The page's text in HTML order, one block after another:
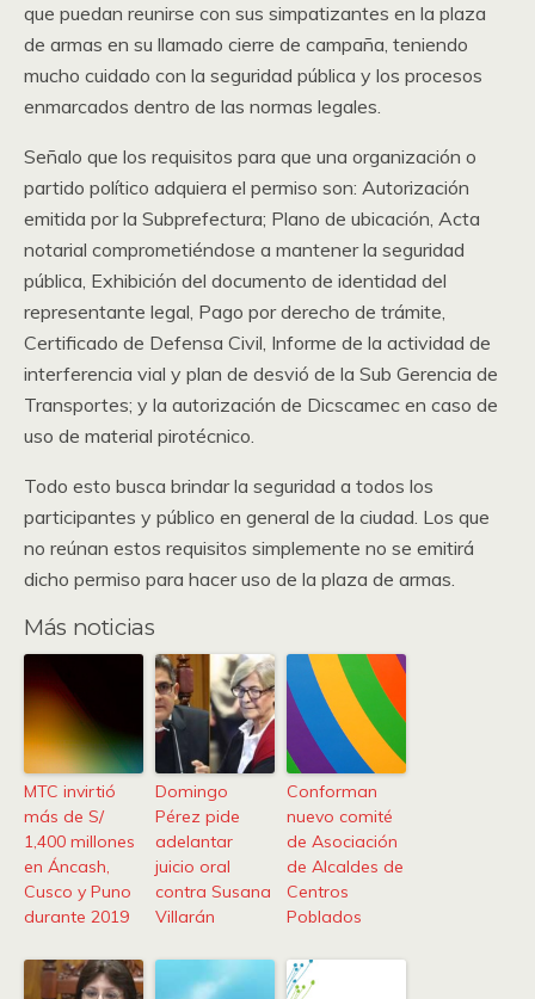
que puedan reunirse con sus simpatizantes en la plaza
de armas en su llamado cierre de campaña, teniendo
mucho cuidado con la seguridad pública y los procesos
enmarcados dentro de las normas legales.
Señalo que los requisitos para que una organización o
partido político adquiera el permiso son: Autorización
emitida por la Subprefectura; Plano de ubicación, Acta
notarial comprometiéndose a mantener la seguridad
pública, Exhibición del documento de identidad del
representante legal, Pago por derecho de trámite,
Certificado de Defensa Civil, Informe de la actividad de
interferencia vial y plan de desvió de la Sub Gerencia de
Transportes; y la autorización de Dicscamec en caso de
uso de material pirotécnico.
Todo esto busca brindar la seguridad a todos los
participantes y público en general de la ciudad. Los que
no reúnan estos requisitos simplemente no se emitirá
dicho permiso para hacer uso de la plaza de armas.
Más noticias
MTC invirtió
más de S/
1,400 millones
en Áncash,
Cusco y Puno
durante 2019
Domingo
Pérez pide
adelantar
juicio oral
contra Susana
Villarán
Conforman
nuevo comité
de Asociación
de Alcaldes de
Centros
Poblados